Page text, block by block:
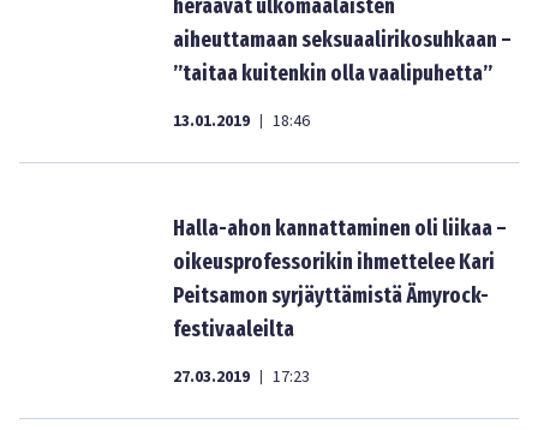
heräävät ulkomaalaisten
aiheuttamaan seksuaalirikosuhkaan –
”taitaa kuitenkin olla vaalipuhetta”
13.01.2019 | 18:46
Halla-ahon kannattaminen oli liikaa –
oikeusprofessorikin ihmettelee Kari
Peitsamon syrjäyttämistä Ämyrock-
festivaaleilta
27.03.2019 | 17:23